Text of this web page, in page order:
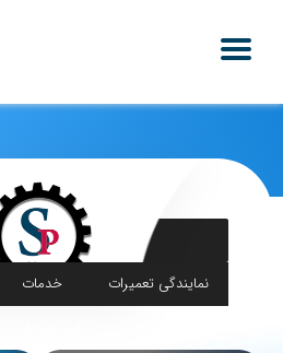
نمایندگی تعمیرات
خدمات